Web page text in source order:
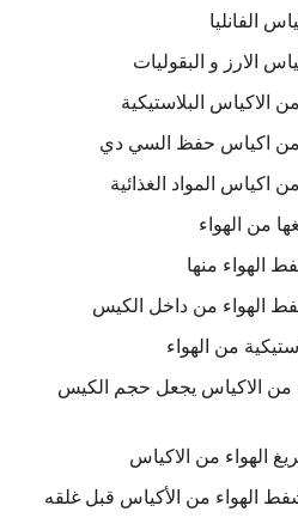
الفانليا
الارز و البقوليات
الاكياس البلاستيكية
من اكياس حفظ السي دي
اكياس المواد الغذائية
من الهواء
الهواء منها
الهواء من داخل الكيس
من الهواء
من الاكياس يجعل حجم الكيس
الهواء من الاكياس
الهواء من الأكياس قبل غلقه